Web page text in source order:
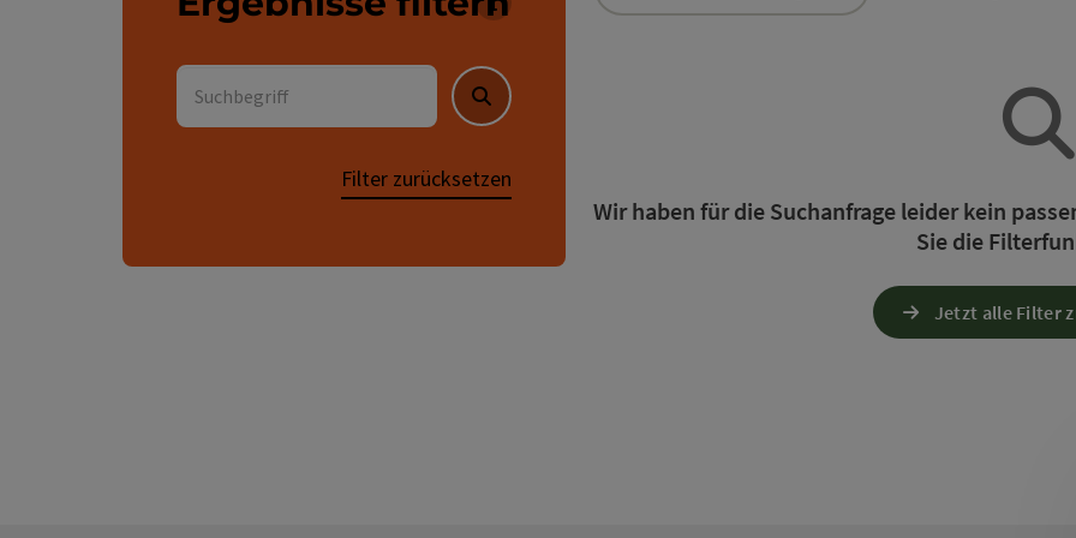
Für die Liste stehen Filter zur Verfügung mit denen die
Suchbegriff
Suchen
Filter zurücksetzen
Wir haben für die Suchanfrage leider kein
Sie die
Jetzt alle Filter